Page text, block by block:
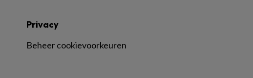
Privacy
Beheer cookievoorkeuren